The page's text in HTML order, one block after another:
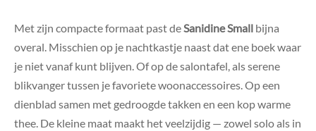
Met zijn compacte formaat past deSanidine Small bijna
overal. Misschien op je nachtkastje naast dat ene boek waar
je niet vanaf kunt blijven. Of op de salontafel, als serene
blikvanger tussen je favoriete woonaccessoires. Op een
dienblad samen met gedroogde takken en een kop warme
thee. De kleine maat maakt het veelzijdig — zowel solo als in